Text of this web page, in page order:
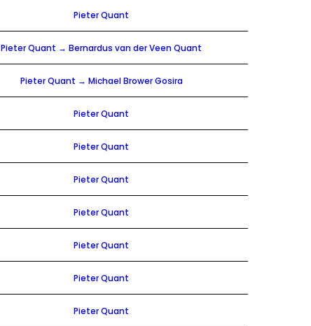
Pieter Quant
Pieter Quant → Bernardus van der Veen Quant
Pieter Quant → Michael Brower Gosira
Pieter Quant
Pieter Quant
Pieter Quant
Pieter Quant
Pieter Quant
Pieter Quant
Pieter Quant